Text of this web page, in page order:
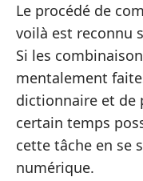
Le procédé de
voilà est reconnu
Si les
mentalement
dictionnaire et de
certain temps
cette tâche en se
numérique.